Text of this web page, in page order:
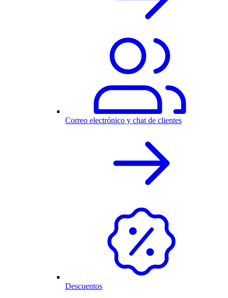
Correo electrónico y chat de clientes
Descuentos